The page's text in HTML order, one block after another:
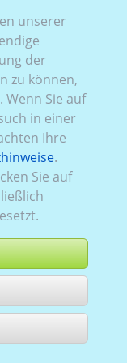
unserer
der
zu können,
Wenn Sie auf
in einer
Ihre
.
Sie auf